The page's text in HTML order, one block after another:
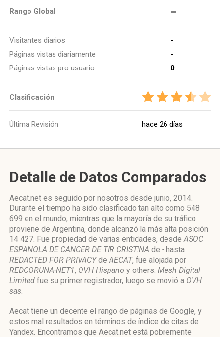
Rango Global -
Visitantes diarios
-
Páginas vistas diariamente
-
Páginas vistas pro usuario
0
Clasificación
Última Revisión hace 26 días
Detalle de Datos Comparados
Aecat.net es seguido por nosotros desde junio, 2014.
Durante el tiempo ha sido clasificado tan alto como 548
699 en el mundo, mientras que la mayoría de su tráfico
proviene de Argentina, donde alcanzó la más alta posición
14 427. Fue propiedad de varias entidades, desdeASOC
ESPANOLA DE CANCER DE TIR CRISTINA de - hasta
REDACTED FOR PRIVACYdeAECAT, fue alojada por
REDCORUNA-NET1, OVH Hispano y others. Mesh Digital
Limited fue su primer registrador, luego se movió a OVH
sas.
Aecat tiene un decente el rango de páginas de Google, y
estos mal resultados en términos de índice de citas de
Yandex. Encontramos que Aecat.net está pobremente